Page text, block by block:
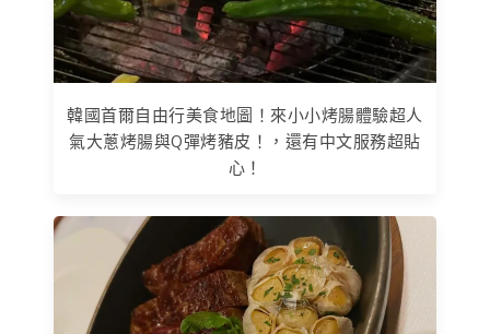
韓國首爾自由行美食地圖！來小小烤腸體驗超人
氣大蔥烤腸與Q彈烤豬皮！，還有中文服務超貼
心！